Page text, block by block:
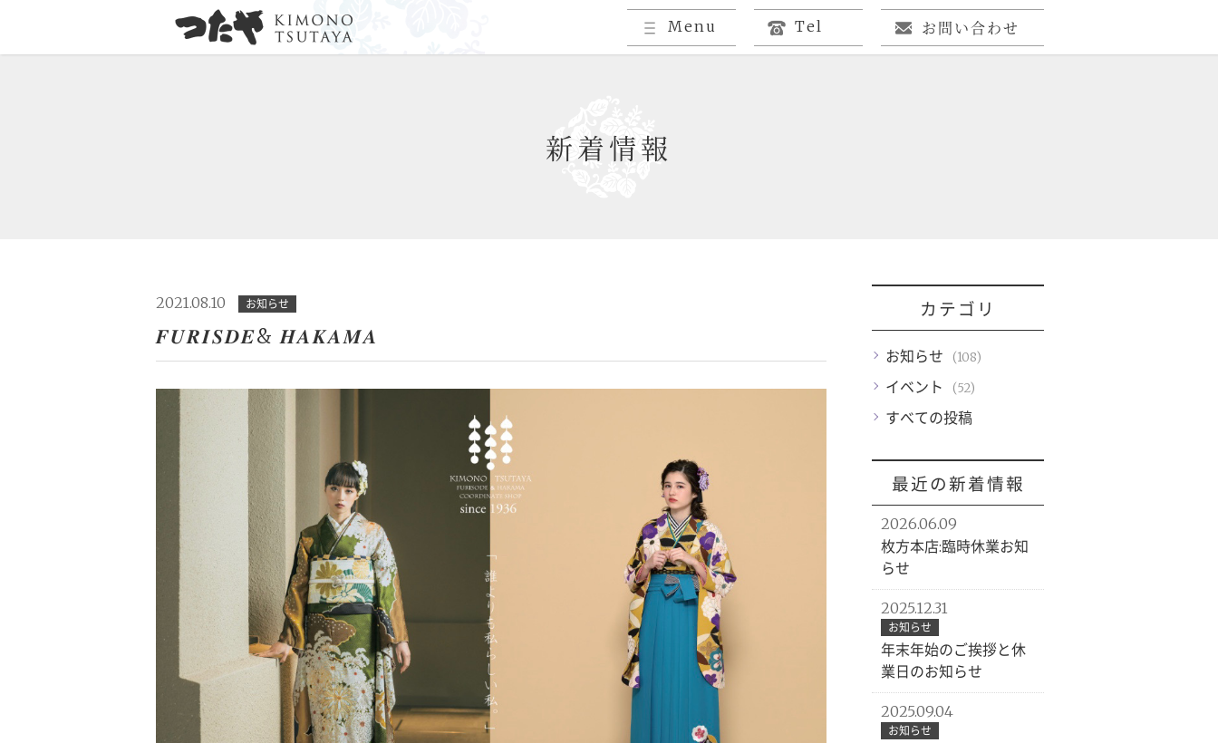
Menu Tel お問い合わせ
新着情報
2021.08.10 お知らせ
𝑭𝑼𝑹𝑰𝑺𝑫𝑬& 𝑯𝑨𝑲𝑨𝑴𝑨
カテゴリ
お知らせ (108)
イベント (52)
すべての投稿
最近の新着情報
2026.06.09
枚方本店:臨時休業お知
らせ
2025.12.31
お知らせ
年末年始のご挨拶と休
業日のお知らせ
2025.09.04
お知らせ